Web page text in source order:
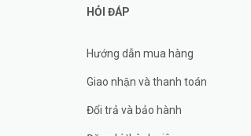
HỎI ĐÁP
Hướng dẫn mua hàng
Giao nhận và thanh toán
Đổi trả và bảo hành